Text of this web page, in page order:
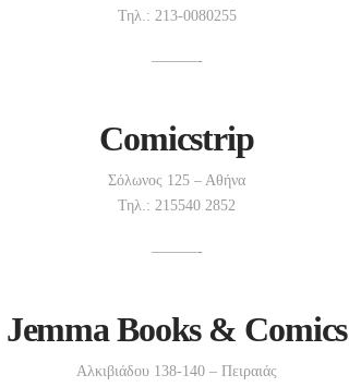
Τηλ.: 213-0080255
———-
Comicstrip
Σόλωνος 125 – Αθήνα
Τηλ.: 215540 2852
———-
Jemma Books & Comics
Αλκιβιάδου 138-140 – Πειραιάς